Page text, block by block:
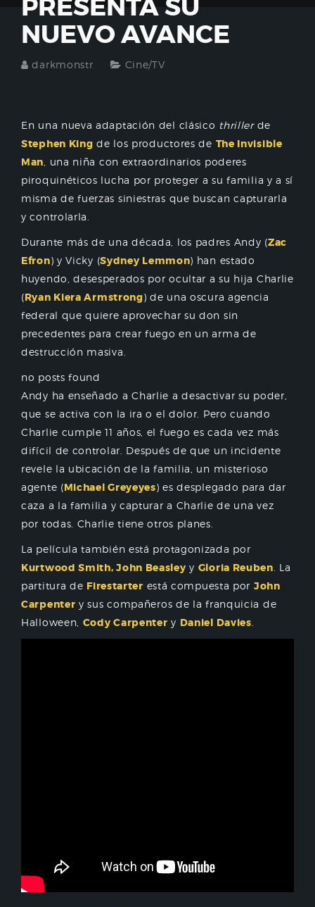
PRESENTA SU
NUEVO AVANCE
darkmonstr Cine/TV
En una nueva adaptación del clásico thrillerde
Stephen King de los productores de The Invisible
Man , una niña con extraordinarios poderes
piroquinéticos lucha por proteger a su familia y a sí
misma de fuerzas siniestras que buscan capturarla
y controlarla.
Durante más de una década, los padres Andy (Zac
Efron) y Vicky (Sydney Lemmon) han estado
huyendo, desesperados por ocultar a su hija Charlie
(Ryan Kiera Armstrong) de una oscura agencia
federal que quiere aprovechar su don sin
precedentes para crear fuego en un arma de
destrucción masiva.
no posts found
Andy ha enseñado a Charlie a desactivar su poder,
que se activa con la ira o el dolor. Pero cuando
Charlie cumple 11 años, el fuego es cada vez más
difícil de controlar. Después de que un incidente
revele la ubicación de la familia, un misterioso
agente (Michael Greyeyes) es desplegado para dar
caza a la familia y capturar a Charlie de una vez
por todas. Charlie tiene otros planes.
La película también está protagonizada por
Kurtwood Smith, John Beasley y Gloria Reuben . La
partitura de Firestarter está compuesta por John
Carpenter y sus compañeros de la franquicia de
Halloween, Cody Carpenter y Daniel Davies